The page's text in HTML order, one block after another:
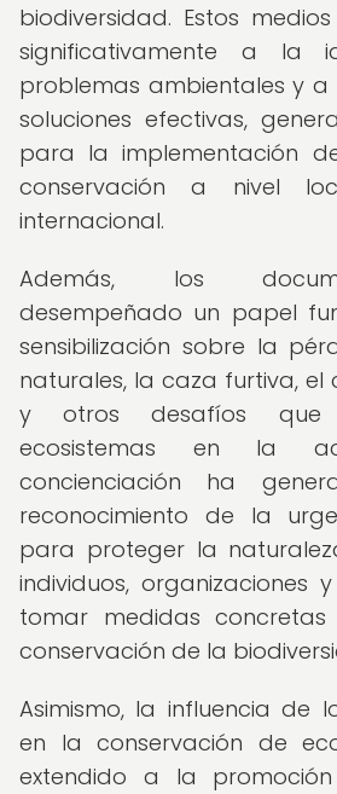
biodiversidad. Estos
significativamente a la
problemas ambientales y
soluciones efectivas,
para la implementación
conservación a nivel
internacional.
Además, los
desempeñado un papel
sensibilización sobre la
naturales, la caza furtiva, el
y otros desafíos que
ecosistemas en la
concienciación ha
reconocimiento de la
para proteger la
individuos, organizaciones
tomar medidas
conservación de la
Asimismo, la influencia de
en la conservación de
extendido a la